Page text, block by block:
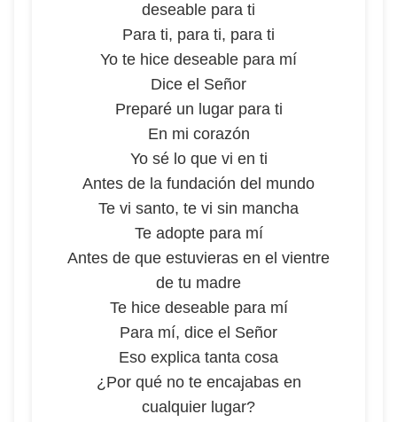
deseable para ti
Para ti, para ti, para ti
Yo te hice deseable para mí
Dice el Señor
Preparé un lugar para ti
En mi corazón
Yo sé lo que vi en ti
Antes de la fundación del mundo
Te vi santo, te vi sin mancha
Te adopte para mí
Antes de que estuvieras en el vientre
de tu madre
Te hice deseable para mí
Para mí, dice el Señor
Eso explica tanta cosa
¿Por qué no te encajabas en
cualquier lugar?